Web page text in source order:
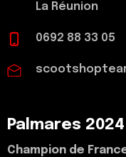
La Réunion
0692 88 33 05
Palmares 2024
Champion de